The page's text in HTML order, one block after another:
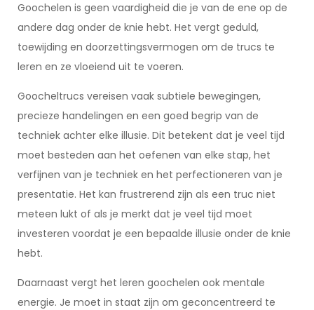
Goochelen is geen vaardigheid die je van de ene op de
andere dag onder de knie hebt. Het vergt geduld,
toewijding en doorzettingsvermogen om de trucs te
leren en ze vloeiend uit te voeren.
Goocheltrucs vereisen vaak subtiele bewegingen,
precieze handelingen en een goed begrip van de
techniek achter elke illusie. Dit betekent dat je veel tijd
moet besteden aan het oefenen van elke stap, het
verfijnen van je techniek en het perfectioneren van je
presentatie. Het kan frustrerend zijn als een truc niet
meteen lukt of als je merkt dat je veel tijd moet
investeren voordat je een bepaalde illusie onder de knie
hebt.
Daarnaast vergt het leren goochelen ook mentale
energie. Je moet in staat zijn om geconcentreerd te